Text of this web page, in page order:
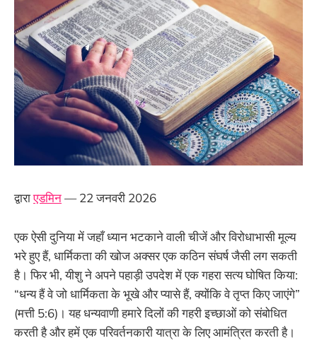
द्वाराएडमिन— 22 जनवरी 2026
एक ऐसी दुनिया में जहाँ ध्यान भटकाने वाली चीजें और विरोधाभासी मूल्य
भरे हुए हैं, धार्मिकता की खोज अक्सर एक कठिन संघर्ष जैसी लग सकती
है। फिर भी, यीशु ने अपने पहाड़ी उपदेश में एक गहरा सत्य घोषित किया:
“धन्य हैं वे जो धार्मिकता के भूखे और प्यासे हैं, क्योंकि वे तृप्त किए जाएंगे”
(मत्ती 5:6)। यह धन्यवाणी हमारे दिलों की गहरी इच्छाओं को संबोधित
करती है और हमें एक परिवर्तनकारी यात्रा के लिए आमंत्रित करती है।